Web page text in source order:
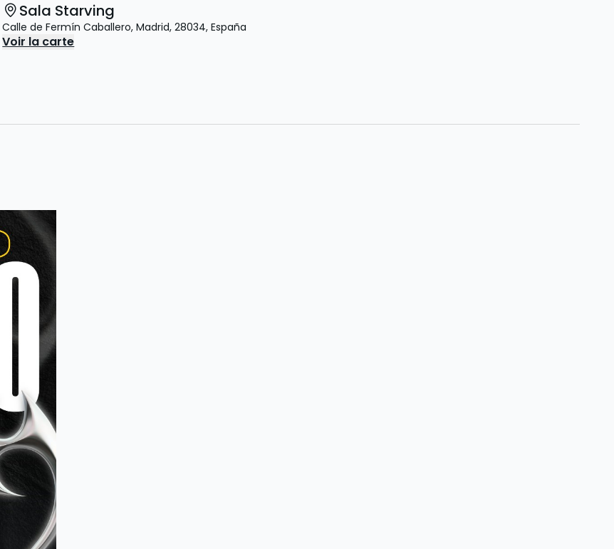
Sala Starving
Calle de Fermín Caballero, Madrid, 28034, España
Voir la carte